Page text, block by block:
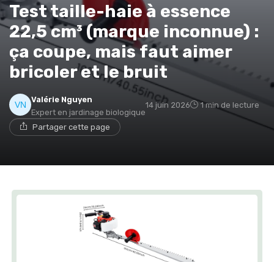
Test taille-haie à essence
22,5 cm³ (marque inconnue) :
ça coupe, mais faut aimer
bricoler et le bruit
Valérie Nguyen
Expert en jardinage biologique
14 juin 2026 1 min de lecture
Partager cette page